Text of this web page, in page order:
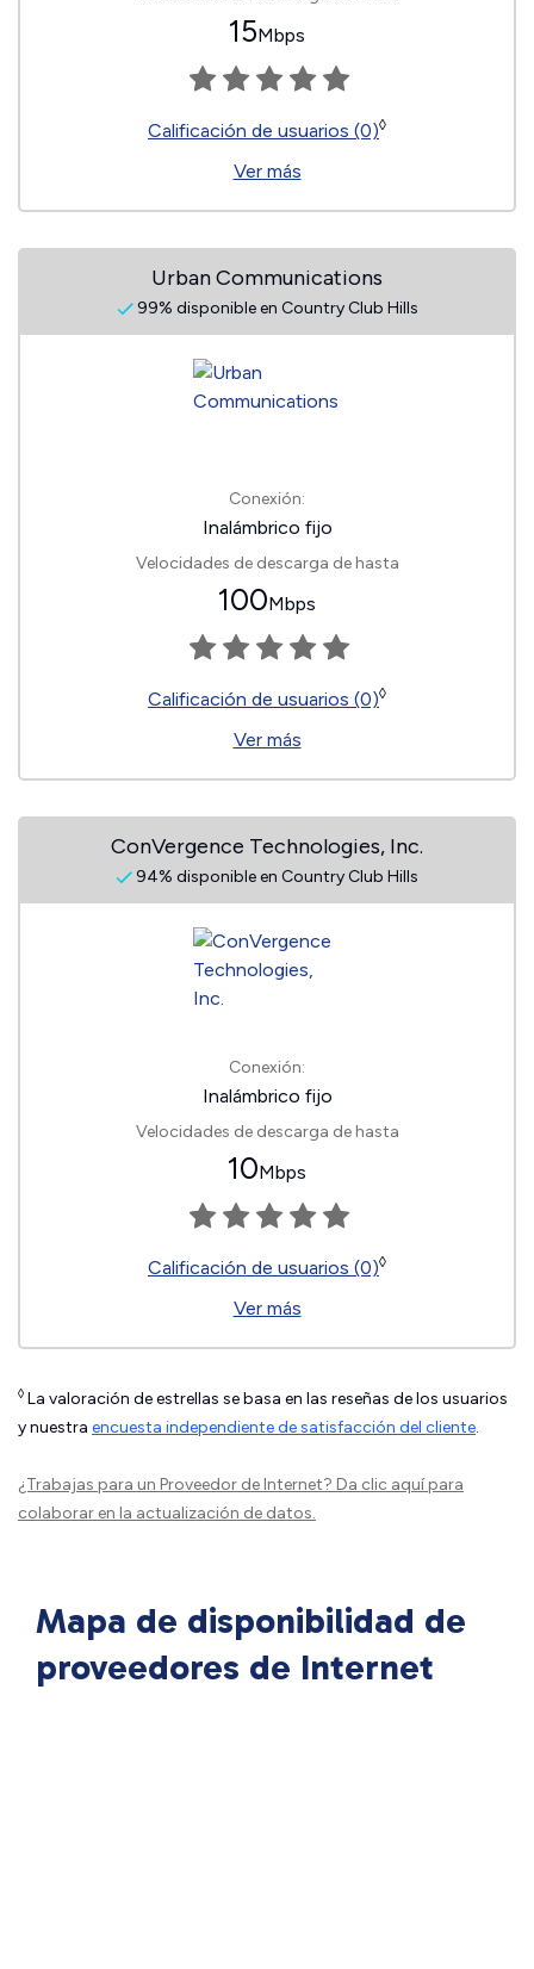
15Mbps
Calificación de usuarios (0)◊
Ver más
Urban Communications
99% disponible en Country Club Hills
Conexión:
Inalámbrico fijo
Velocidades de descarga de hasta
100Mbps
Calificación de usuarios (0)◊
Ver más
ConVergence Technologies, Inc.
94% disponible en Country Club Hills
Conexión:
Inalámbrico fijo
Velocidades de descarga de hasta
10Mbps
Calificación de usuarios (0)◊
Ver más
◊ La valoración de estrellas se basa en las reseñas de los usuarios
y nuestra encuesta independiente de satisfacción del cliente.
¿Trabajas para un Proveedor de Internet? Da clic aquípara
colaborar en la actualización de datos.
Mapa de disponibilidad de
proveedores de Internet